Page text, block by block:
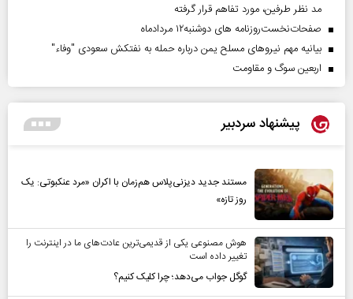
مد نظر طرفین، مورد تفاهم قرار گرفته
صفحات‌نخست‌روزنامه ها‌ی دوشنبه‌۱۲ مردادماه
بیانیه مهم نیروهای مسلح یمن درباره حمله به نفتکش سعودی "وفاء"
اربعین سوگ و مقاومت
پیشنهاد سردبیر
مستند جدید دیزنی‌پلاس هم‌زمان با اکران «مرد عنکبوتی: یک
روز تازه»
هوش مصنوعی یکی از قدیمی‌ترین عادت‌های ما در اینترنت را
تغییر داده است
گوگل جواب می‌دهد؛ چرا کلیک کنیم؟